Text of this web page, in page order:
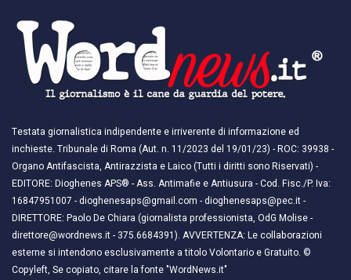
Testata giornalistica indipendente e irriverente di informazione ed
inchieste. Tribunale di Roma (Aut. n. 11/2023 del 19/01/23) - ROC: 39938 -
Organo Antifascista, Antirazzista e Laico (Tutti i diritti sono Riservati) -
EDITORE: Dioghenes APS® - Ass. Antimafie e Antiusura - Cod. Fisc./P. Iva:
16847951007 - dioghenesaps@gmail.com - dioghenesaps@pec.it - ​​
DIRETTORE: Paolo De Chiara (giornalista professionista, OdG Molise -
direttore@wordnews.it - ​​375.6684391). AVVERTENZA: Le collaborazioni
esterne si intendono esclusivamente a titolo Volontario e Gratuito. ©
Copyleft, Se copiato, citare la fonte "WordNews.it"